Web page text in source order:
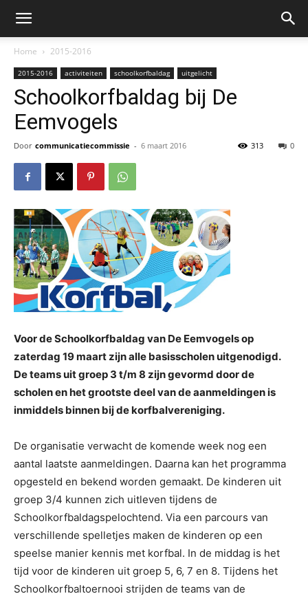
Home 2015-2016
2015-2016 activiteiten schoolkorfbaldag uitgelicht
Schoolkorfbaldag bij De
Eemvogels
Door communicatiecommissie - 6 maart 2016 0
313
Voor de Schoolkorfbaldag van De Eemvogels op
zaterdag 19 maart zijn alle basisscholen uitgenodigd.
De teams uit groep 3 t/m 8 zijn gevormd door de
scholen en het grootste deel van de aanmeldingen is
inmiddels binnen bij de korfbalvereniging.
De organisatie verwacht de komende week nog een
aantal laatste aanmeldingen. Daarna kan het programma
opgesteld en bekend worden gemaakt. De kinderen uit
groep 3/4 kunnen zich uitleven tijdens de
Schoolkorfbaldagspelochtend. Via een parcours van
verschillende spelletjes maken de kinderen op een
speelse manier kennis met korfbal. In de middag is het
tijd voor de kinderen uit groep 5, 6, 7 en 8. Tijdens het
Schoolkorfbaltoernooi strijden de teams van de